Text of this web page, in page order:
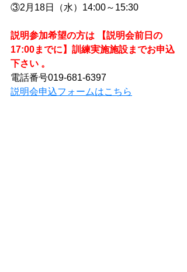
③2月18日（水）14:00～15:30
説明参加希望の方は 【説明会前日の
17:00までに】訓練実施施設までお申込
下さい 。
電話番号019-681-6397
説明会申込フォームはこちら